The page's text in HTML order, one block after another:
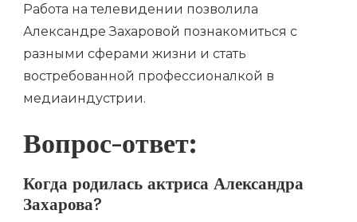
Работа на телевидении позволила
Александре Захаровой познакомиться с
разными сферами жизни и стать
востребованной профессионалкой в
медиаиндустрии.
Вопрос-ответ:
Когда родилась актриса Александра
Захарова?